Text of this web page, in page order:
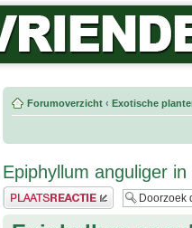
Forumoverzicht ‹ Exotische
Epiphyllum anguliger
Plaats een reactie